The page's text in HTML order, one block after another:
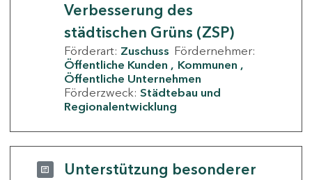
Verbesserung des
städtischen Grüns (ZSP)
Förderart: Zuschuss Fördernehmer:
Öffentliche Kunden
Kommunen
Öffentliche Unternehmen
Förderzweck: Städtebau und
Regionalentwicklung
Unterstützung besonderer